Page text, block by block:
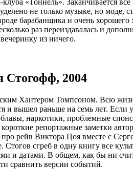
не только музыке, но моде,
барабанщика и очень
раз переиздавалась и
из ничего.
Стогофф, 2004
Хантером Томпсоном. Всю
и вышел раньше на семь лет.
наркотики, проблемные
репортажные заметки
про рейв Виктора Цоя вместе с
сгреб в одну книгу все
и датами. В общем, как бы ни
сравнить версии событий.